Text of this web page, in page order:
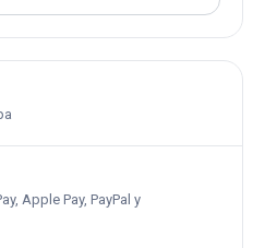
Apple Pay, PayPal y